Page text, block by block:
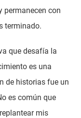
permanecen con
terminado.
que desafía la
es una
de historias fue un
es común que
mis